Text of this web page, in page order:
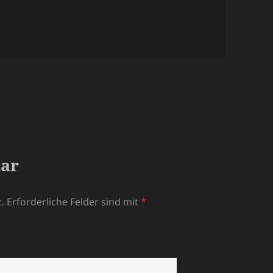
Erforderliche Felder sind mit*